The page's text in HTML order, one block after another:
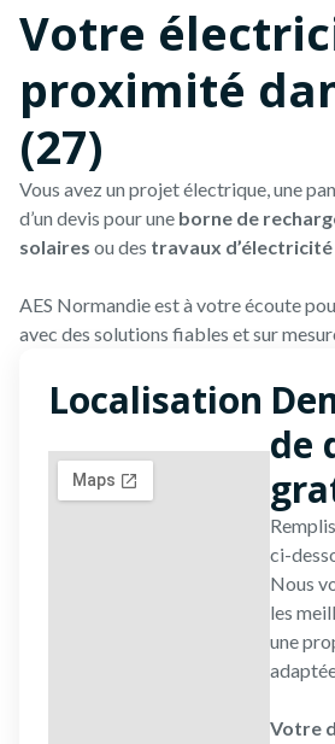
Votre
proximité
(27)
Vous avez un projet électrique, une
d’un devis pour une borne de
solaires ou des travaux
AES Normandie est à votre écoute
avec des solutions fiables et sur
Localisation
de
ci-
Nous
les
une
Votre